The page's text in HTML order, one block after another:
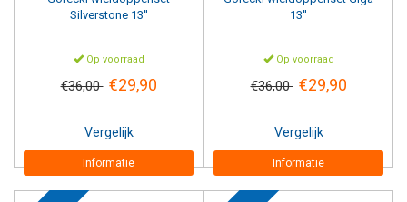
Silverstone 13''
Op voorraad
€36,00 €29,90
Vergelijk
Informatie
13''
Op voorraad
€36,00 €29,90
Vergelijk
Informatie